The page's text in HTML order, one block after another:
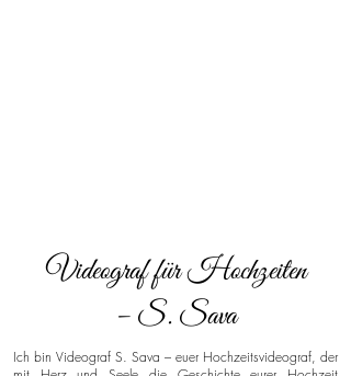
Videograf für Hochzeiten
– S. Sava
Ich bin Videograf S. Sava – euer Hochzeitsvideograf, der